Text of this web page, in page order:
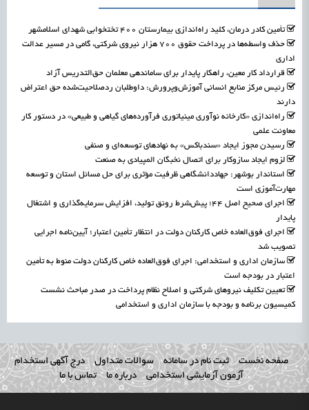
تأمین کادر درمان، کلید راه‌اندازی بیمارستان ۴۰۰ تختخوابی شهدای اسلامشهر
حذف واسطه‌ها در پرداخت حقوق ۷۰۰ هزار نیروی شرکتی، گامی در مسیر عدالت
اداری
قرارداد کار معین، راهکار پایدار برای ساماندهی معلمان حق‌التدریس آزاد
رئیس مرکز منابع انسانی آموزش‌وپرورش: داوطلبان ردصلاحیت‌شده حق اعتراض
دارند
راه‌اندازی «کارخانه نوآوری مینیاتوری فرآورده‌های گیاهی و طبیعی» در دستور کار
معاونت علمی
رسیدن مجوز ایجاد «سندباکس» به نهادهای توسعه‌ای و صنفی
لزوم ایجاد سازوکار برای اتصال نخبگان المپیادی به صنعت
استاندار بوشهر: جهاددانشگاهی ظرفیت مؤثری برای حل مسائل استان و توسعه
مهارت‌آموزی است
اجرای صحیح اصل ۴۴؛ پیش‌شرط رونق تولید، افزایش سرمایه‌گذاری و اشتغال
پایدار
اجرای فوق‌العاده خاص کارکنان دولت در انتظار تأمین اعتبار؛ آیین‌نامه اجرایی
تصویب شد
سازمان اداری و استخدامی: اجرای فوق‌العاده خاص کارکنان دولت منوط به تأمین
اعتبار در بودجه است
تعیین تکلیف نیروهای شرکتی و اصلاح نظام پرداخت در صدر مباحث نشست
کمیسیون برنامه و بودجه با سازمان اداری و استخدامی
صفحه نخست ثبت نام در سامانه سوالات متداول
درج آگهی استخدام
آزمون آزمایشی استخدامی
درباره ما تماس با ما